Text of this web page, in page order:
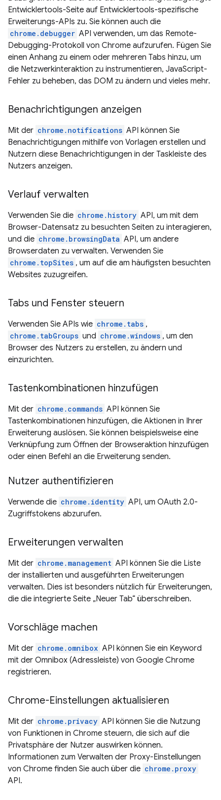
Entwicklertools-Seite auf Entwicklertools-spezifische
Erweiterungs-APIs zu. Sie können auch die
chrome.debugger API verwenden, um das Remote-
Debugging-Protokoll von Chrome aufzurufen. Fügen Sie
einen Anhang zu einem oder mehreren Tabs hinzu, um
die Netzwerkinteraktion zu instrumentieren, JavaScript-
Fehler zu beheben, das DOM zu ändern und vieles mehr.
Benachrichtigungen anzeigen
Mit der chrome.notifications API können Sie
Benachrichtigungen mithilfe von Vorlagen erstellen und
Nutzern diese Benachrichtigungen in der Taskleiste des
Nutzers anzeigen.
Verlauf verwalten
Verwenden Sie die chrome.history API, um mit dem
Browser-Datensatz zu besuchten Seiten zu interagieren,
und die chrome.browsingData API, um andere
Browserdaten zu verwalten. Verwenden Sie
chrome.topSites , um auf die am häufigsten besuchten
Websites zuzugreifen.
Tabs und Fenster steuern
Verwenden Sie APIs wie chrome.tabs ,
chrome.tabGroups und chrome.windows , um den
Browser des Nutzers zu erstellen, zu ändern und
einzurichten.
Tastenkombinationen hinzufügen
Mit der chrome.commands API können Sie
Tastenkombinationen hinzufügen, die Aktionen in Ihrer
Erweiterung auslösen. Sie können beispielsweise eine
Verknüpfung zum Öffnen der Browseraktion hinzufügen
oder einen Befehl an die Erweiterung senden.
Nutzer authentifizieren
Verwende die chrome.identity API, um OAuth 2.0-
Zugriffstokens abzurufen.
Erweiterungen verwalten
Mit der chrome.management API können Sie die Liste
der installierten und ausgeführten Erweiterungen
verwalten. Dies ist besonders nützlich für Erweiterungen,
die die integrierte Seite „Neuer Tab“ überschreiben.
Vorschläge machen
Mit der chrome.omnibox API können Sie ein Keyword
mit der Omnibox (Adressleiste) von Google Chrome
registrieren.
Chrome-Einstellungen aktualisieren
Mit der chrome.privacy API können Sie die Nutzung
von Funktionen in Chrome steuern, die sich auf die
Privatsphäre der Nutzer auswirken können.
Informationen zum Verwalten der Proxy-Einstellungen
von Chrome finden Sie auch über die chrome.proxy
API.